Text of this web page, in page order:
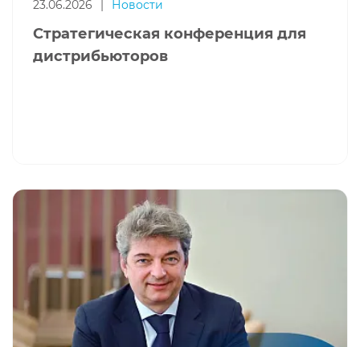
23.06.2026 Новости
Стратегическая конференция для
дистрибьюторов